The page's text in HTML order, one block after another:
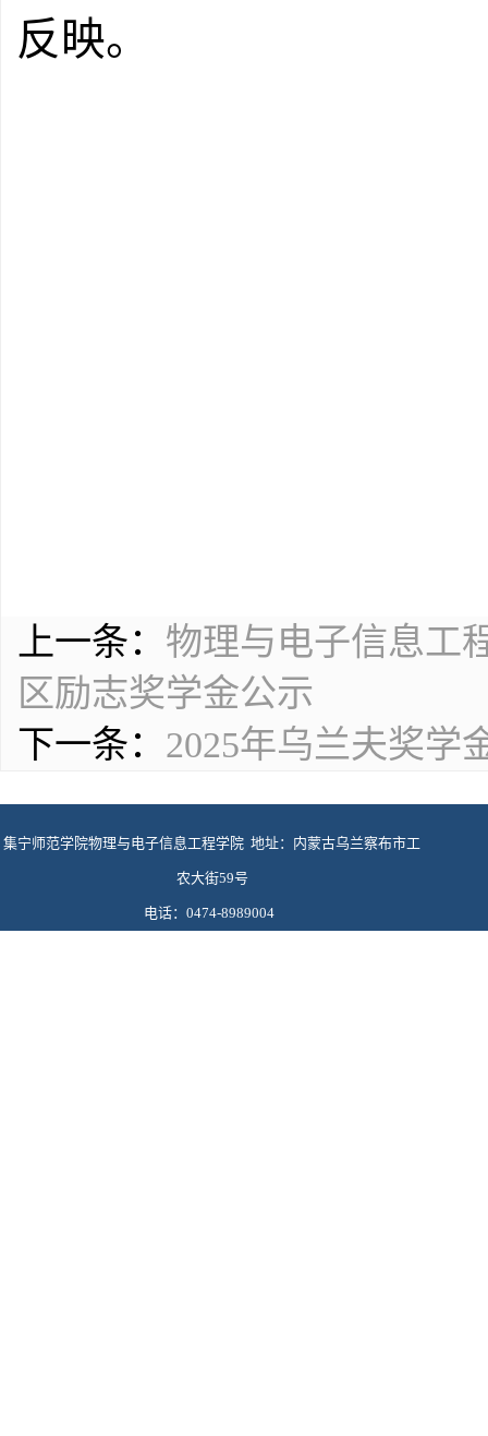
反映。
上一条： 物理与电子信息工
区励志奖学金公示
下一条： 2025年乌兰夫奖学
集宁师范学院物理与电子信息工程学院 地址：内蒙古乌兰察布市工
农大街59号
电话：0474-8989004